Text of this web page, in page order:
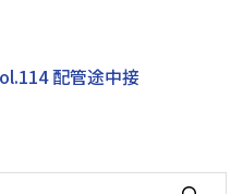
配管途中接